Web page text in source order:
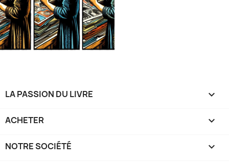
LA PASSION DU LIVRE 
ACHETER 
NOTRE SOCIÉTÉ 